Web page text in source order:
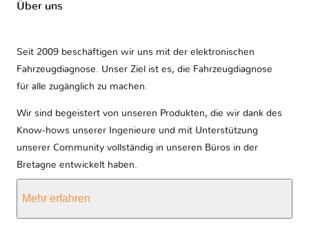
Über uns
Seit 2009 beschäftigen wir uns mit der elektronischen
Fahrzeugdiagnose. Unser Ziel ist es, die Fahrzeugdiagnose
für alle zugänglich zu machen.
Wir sind begeistert von unseren Produkten, die wir dank des
Know-hows unserer Ingenieure und mit Unterstützung
unserer Community vollständig in unseren Büros in der
Bretagne entwickelt haben.
Mehr erfahren